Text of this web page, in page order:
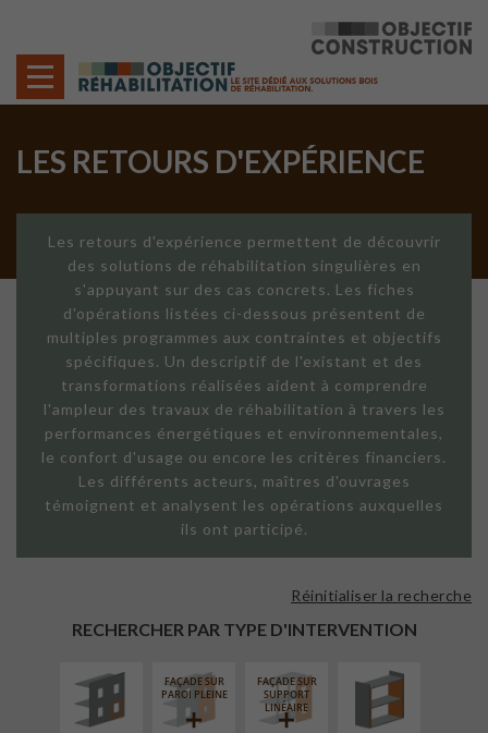
LES RETOURS D'EXPÉRIENCE
Les retours d'expérience permettent de découvrir
des solutions de réhabilitation singulières en
s'appuyant sur des cas concrets. Les fiches
d'opérations listées ci-dessous présentent de
multiples programmes aux contraintes et objectifs
spécifiques. Un descriptif de l'existant et des
transformations réalisées aident à comprendre
l'ampleur des travaux de réhabilitation à travers les
performances énergétiques et environnementales,
le confort d'usage ou encore les critères financiers.
Les différents acteurs, maîtres d'ouvrages
témoignent et analysent les opérations auxquelles
ils ont participé.
RECHERCHER PAR TYPE D'INTERVENTION
Réinitialiser la recherche
EXTÉRIEURE
FAÇADE SUR
PAROI PLEINE
FAÇADE SUR
SUPPORT
LINÉAIRE
ISOLATION
INTÉRIEURE
RÉAMÉNAGEMENT
INTÉRIEUR
SURÉLÉVATION
EXTENSION